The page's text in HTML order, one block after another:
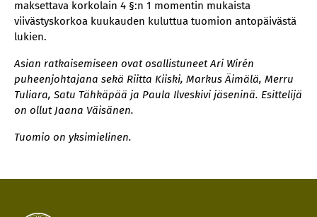
maksettava korkolain 4 §:n 1 momentin mukaista
viivästyskorkoa kuukauden kuluttua tuomion antopäivästä
lukien.
Asian ratkaisemiseen ovat osallistuneet Ari Wirén
puheenjohtajana sekä Riitta Kiiski, Markus Äimälä, Merru
Tuliara, Satu Tähkäpää ja Paula Ilveskivi jäseninä. Esittelijä
on ollut Jaana Väisänen.
Tuomio on yksimielinen.